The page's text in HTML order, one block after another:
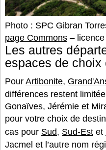
Photo : SPC Gibran
page Commons – licence
Les autres
espaces de choix
Pour Artibonite,
différences restent
Gonaïves, Jérémie et
pour votre choix de
cas pour Sud, Sud-Est et
Jacmel et l’autre nom